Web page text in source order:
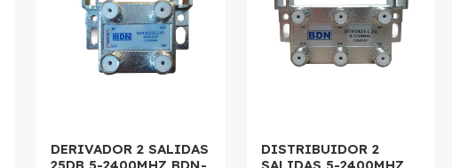
DERIVADOR 2 SALIDAS
DISTRIBUIDOR 2